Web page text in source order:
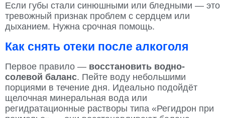
Если губы стали синюшными или бледными — это
тревожный признак проблем с сердцем или
дыханием. Нужна срочная помощь.
Как снять отеки после алкоголя
Первое правило — восстановить водно-
солевой баланс. Пейте воду небольшими
порциями в течение дня. Идеально подойдёт
щелочная минеральная вода или
регидратационные растворы типа «Регидрон при